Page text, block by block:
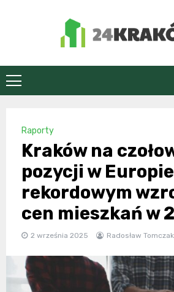
Raporty
Kraków na
pozycji w
rekordowym
cen mieszkań w
2 września 2025 Radosław Tomczak